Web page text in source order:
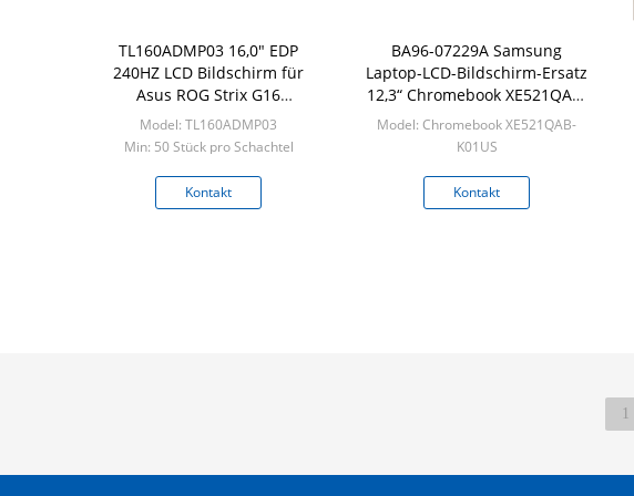
TL160ADMP03 16,0" EDP
240HZ LCD Bildschirm für
Asus ROG Strix G16
G614JZ/HP Victus 16D
Model: TL160ADMP03
Min: 50 Stück pro Schachtel
Kontakt
BA96-07229A Samsung
Laptop-LCD-Bildschirm-Ersatz
12,3“ Chromebook XE521QAB-
K01US
Model: Chromebook XE521QAB-
K01US
Kontakt
1